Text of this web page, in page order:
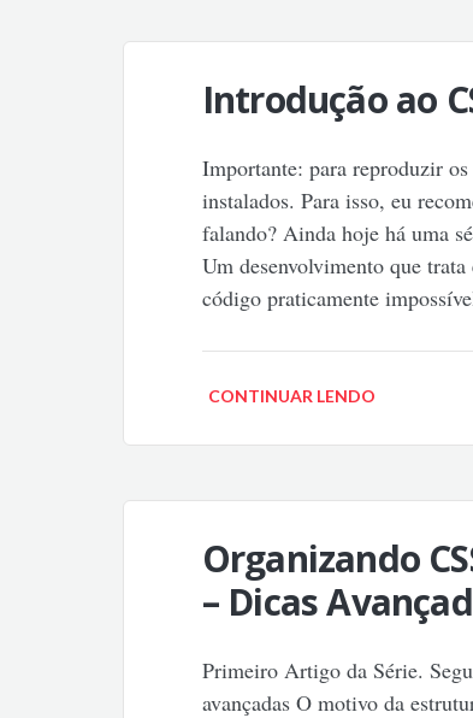
Introdução ao
Importante: para reproduzir
instalados. Para isso, eu
falando? Ainda hoje há uma
Um desenvolvimento que
código praticamente
CONTINUAR LENDO
Organizando
– Dicas
Primeiro Artigo da Série.
avançadas O motivo da